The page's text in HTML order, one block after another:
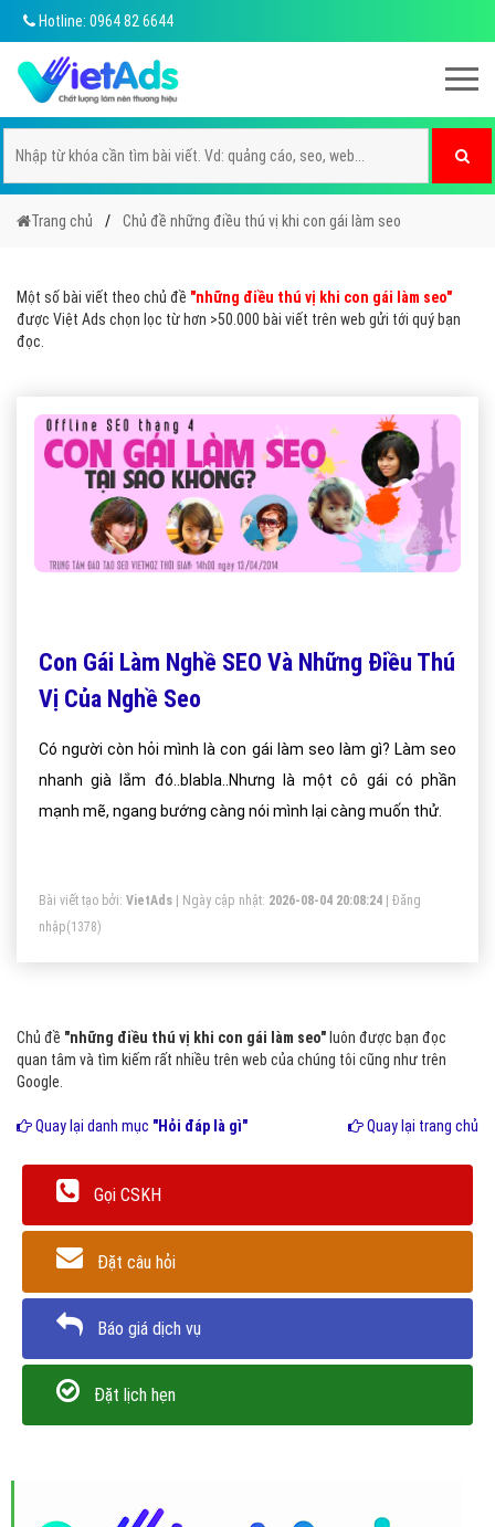
Hotline: 0964 82 6644
Trang chủ Chủ đề những điều thú vị khi con gái làm seo
Một số bài viết theo chủ đề "những điều thú vị khi con gái làm seo"
được Việt Ads chọn lọc từ hơn >50.000 bài viết trên web gửi tới quý bạn
đọc.
Con Gái Làm Nghề SEO Và Những Điều Thú
Vị Của Nghề Seo
Có người còn hỏi mình là con gái làm seo làm gì? Làm seo
nhanh già lắm đó..blabla..Nhưng là một cô gái có phần
mạnh mẽ, ngang bướng càng nói mình lại càng muốn thử.
Bài viết tạo bởi: VietAds | Ngày cập nhật: 2026-08-04 20:08:24
Đăng
nhập(1378)
Chủ đề "những điều thú vị khi con gái làm seo" luôn được bạn đọc
quan tâm và tìm kiếm rất nhiều trên web của chúng tôi cũng như trên
Google.
Quay lại danh mục "Hỏi đáp là gì" Quay lại trang chủ
Gọi CSKH
Đặt câu hỏi
Báo giá dịch vụ
Đặt lịch hẹn